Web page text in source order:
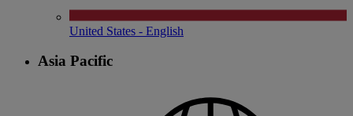
United States - English
Asia Pacific